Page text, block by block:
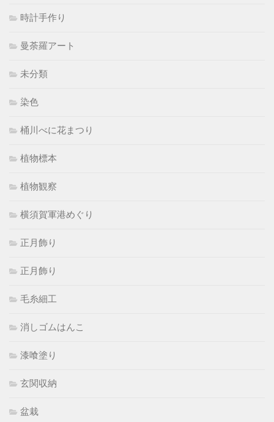
時計手作り
曼荼羅アート
未分類
染色
桶川べに花まつり
植物標本
植物観察
横須賀軍港めぐり
正月飾り
正月飾り
毛糸細工
消しゴムはんこ
漆喰塗り
玄関収納
盆栽